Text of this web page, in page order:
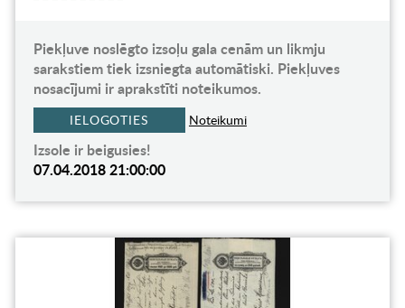
Piekļuve noslēgto izsoļu gala cenām un likmju
sarakstiem tiek izsniegta automātiski. Piekļuves
nosacījumi ir aprakstīti noteikumos.
IELOGOTIES Noteikumi
Izsole ir beigusies!
07.04.2018 21:00:00